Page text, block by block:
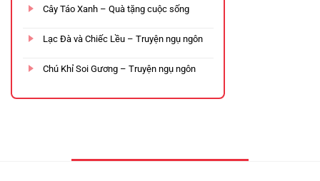
Cây Táo Xanh – Quà tặng cuộc sống
Lạc Đà và Chiếc Lều – Truyện ngụ ngôn
Chú Khỉ Soi Gương – Truyện ngụ ngôn